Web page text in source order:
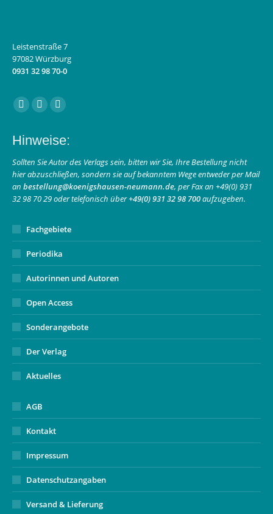
Leistenstraße 7
97082 Würzburg
0931 32 98 70-0
Finden Sie uns auf:
Facebook
opens
in
new
window
Instagram
opens
in
new
window
E-
page
opens
in
new
window
Hinweise:
Sollten Sie Autor des Verlags sein, bitten wir Sie, Ihre Bestellung nicht
hier abzuschließen, sondern sie auf bekanntem Wege entweder per Mail
an bestellung@koenigshausen-neumann.de, per Fax an +49(0) 931
32 98 70 29 oder telefonisch über+49(0) 931 32 98 700aufzugeben.
Fachgebiete
Periodika
Autorinnen und Autoren
Open Access
Sonderangebote
Der Verlag
Aktuelles
AGB
Kontakt
Impressum
Datenschutzangaben
Versand & Lieferung